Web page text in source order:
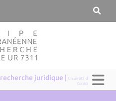
juridique |Università di
Corsica